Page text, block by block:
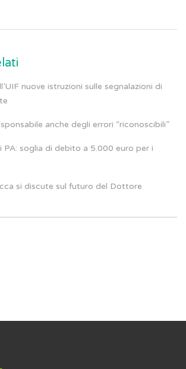
nuove istruzioni sulle segnalazioni di
anche degli errori “riconoscibili”
soglia di debito a 5.000 euro per i
si discute sul futuro del Dottore